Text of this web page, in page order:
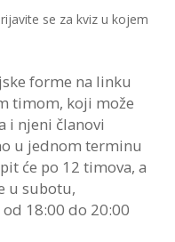
se za kviz u kojem
forme na linku
timom, koji može
i njeni članovi
u jednom terminu
će po 12 timova, a
u subotu,
18:00 do 20:00